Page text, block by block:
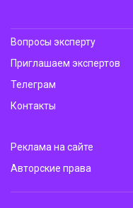
Вопросы эксперту
Приглашаем экспертов
Телеграм
Контакты
Реклама на сайте
Авторские права